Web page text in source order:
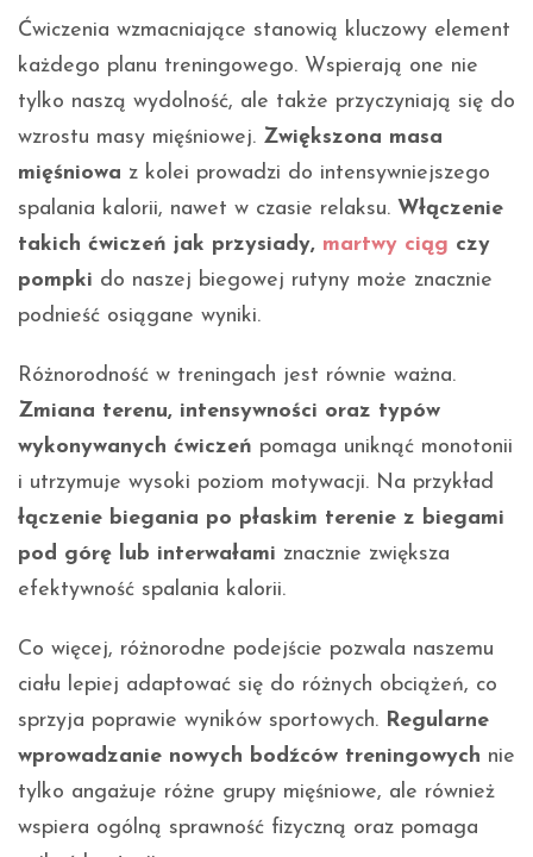
Ćwiczenia wzmacniające stanowią kluczowy element
każdego planu treningowego. Wspierają one nie
tylko naszą wydolność, ale także przyczyniają się do
wzrostu masy mięśniowej. Zwiększona masa
mięśniowa z kolei prowadzi do intensywniejszego
spalania kalorii, nawet w czasie relaksu. Włączenie
takich ćwiczeń jak przysiady, martwy ciąg czy
pompki do naszej biegowej rutyny może znacznie
podnieść osiągane wyniki.
Różnorodność w treningach jest równie ważna.
Zmiana terenu, intensywności oraz typów
wykonywanych ćwiczeń pomaga uniknąć monotonii
i utrzymuje wysoki poziom motywacji. Na przykład
łączenie biegania po płaskim terenie z biegami
pod górę lub interwałami znacznie zwiększa
efektywność spalania kalorii.
Co więcej, różnorodne podejście pozwala naszemu
ciału lepiej adaptować się do różnych obciążeń, co
sprzyja poprawie wyników sportowych. Regularne
wprowadzanie nowych bodźców treningowych nie
tylko angażuje różne grupy mięśniowe, ale również
wspiera ogólną sprawność fizyczną oraz pomaga